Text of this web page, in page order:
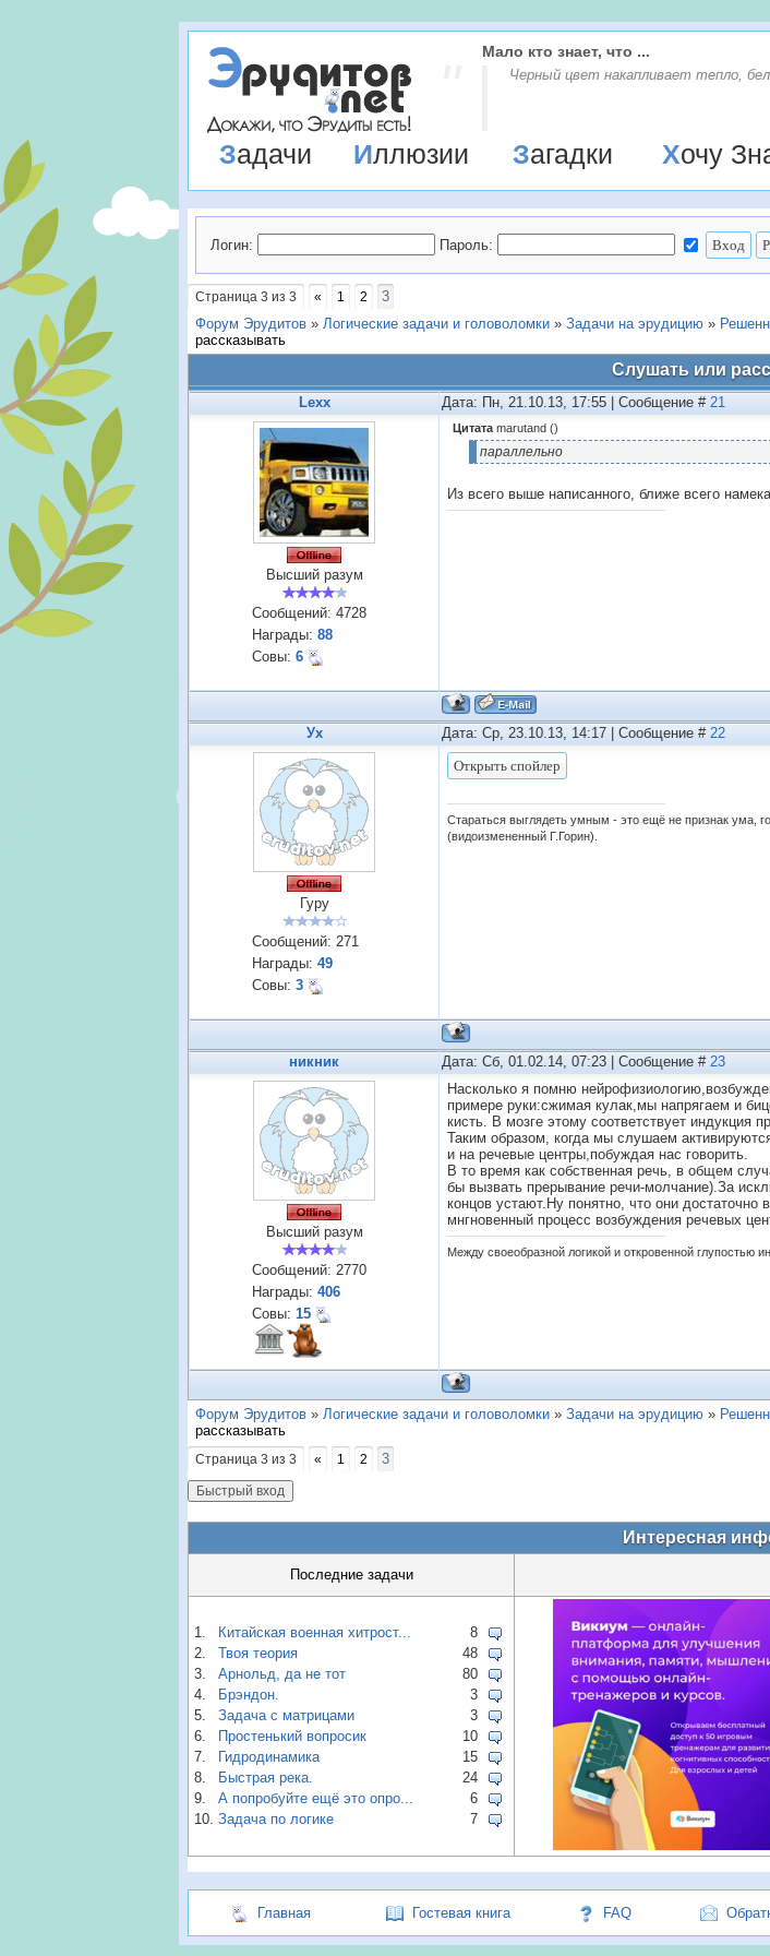
Мало кто знает, что ...
Черный цвет накапливает тепло,
Задачи Иллюзии Загадки Хочу
Логин: Пароль:
Страница 3 из 3 « 1 2
3
Форум Эрудитов » Логические задачи и головоломки » Задачи на эрудицию »
рассказывать
Слушать или
Lexx Дата: Пн, 21.10.13, 17:55 | Сообщение # 21
Высший разум
Сообщений: 4728
Награды: 88
Совы: 6
Цитата marutand ()
параллельно
Из всего выше написанного, ближе всего
Ух Дата: Ср, 23.10.13, 14:17 | Сообщение # 22
Гуру
Сообщений: 271
Награды: 49
Совы: 3
Стараться выглядеть умным - это ещё не признак ума,
(видоизмененный Г.Горин).
никник Дата: Сб, 01.02.14, 07:23 | Сообщение # 23
Высший разум
Сообщений: 2770
Награды: 406
Совы: 15
Насколько я помню
примере руки:сжимая кулак,мы напрягаем и
кисть. В мозге этому соответствует индукция
Таким образом, когда мы слушаем
и на речевые центры,побуждая нас говорить.
В то время как собственная речь, в общем
бы вызвать прерывание речи-молчание).За
концов устают.Ну понятно, что они
мнгновенный процесс возбуждения речевых
Между своеобразной логикой и откровенной глупостью
Форум Эрудитов » Логические задачи и головоломки » Задачи на эрудицию »
рассказывать
Страница 3 из 3 « 1 2
3
Интересная
Последние задачи
1. Китайская военная хитрост...
8
2.
Твоя теория
48
3.
Арнольд, да не тот
80
4.
Брэндон.
3
5.
Задача с матрицами
3
6.
Простенький вопросик
10
7.
Гидродинамика
15
8.
Быстрая река.
24
9.
А попробуйте ещё это опро...
6
10. Задача по логике 7
Главная Гостевая книга FAQ